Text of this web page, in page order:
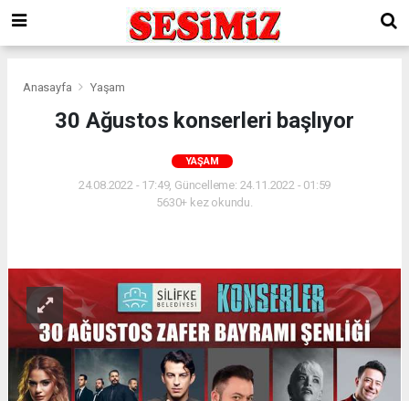
Anasayfa Yaşam
30 Ağustos konserleri başlıyor
YAŞAM
24.08.2022 - 17:49, Güncelleme: 24.11.2022 - 01:59
5630+ kez okundu.